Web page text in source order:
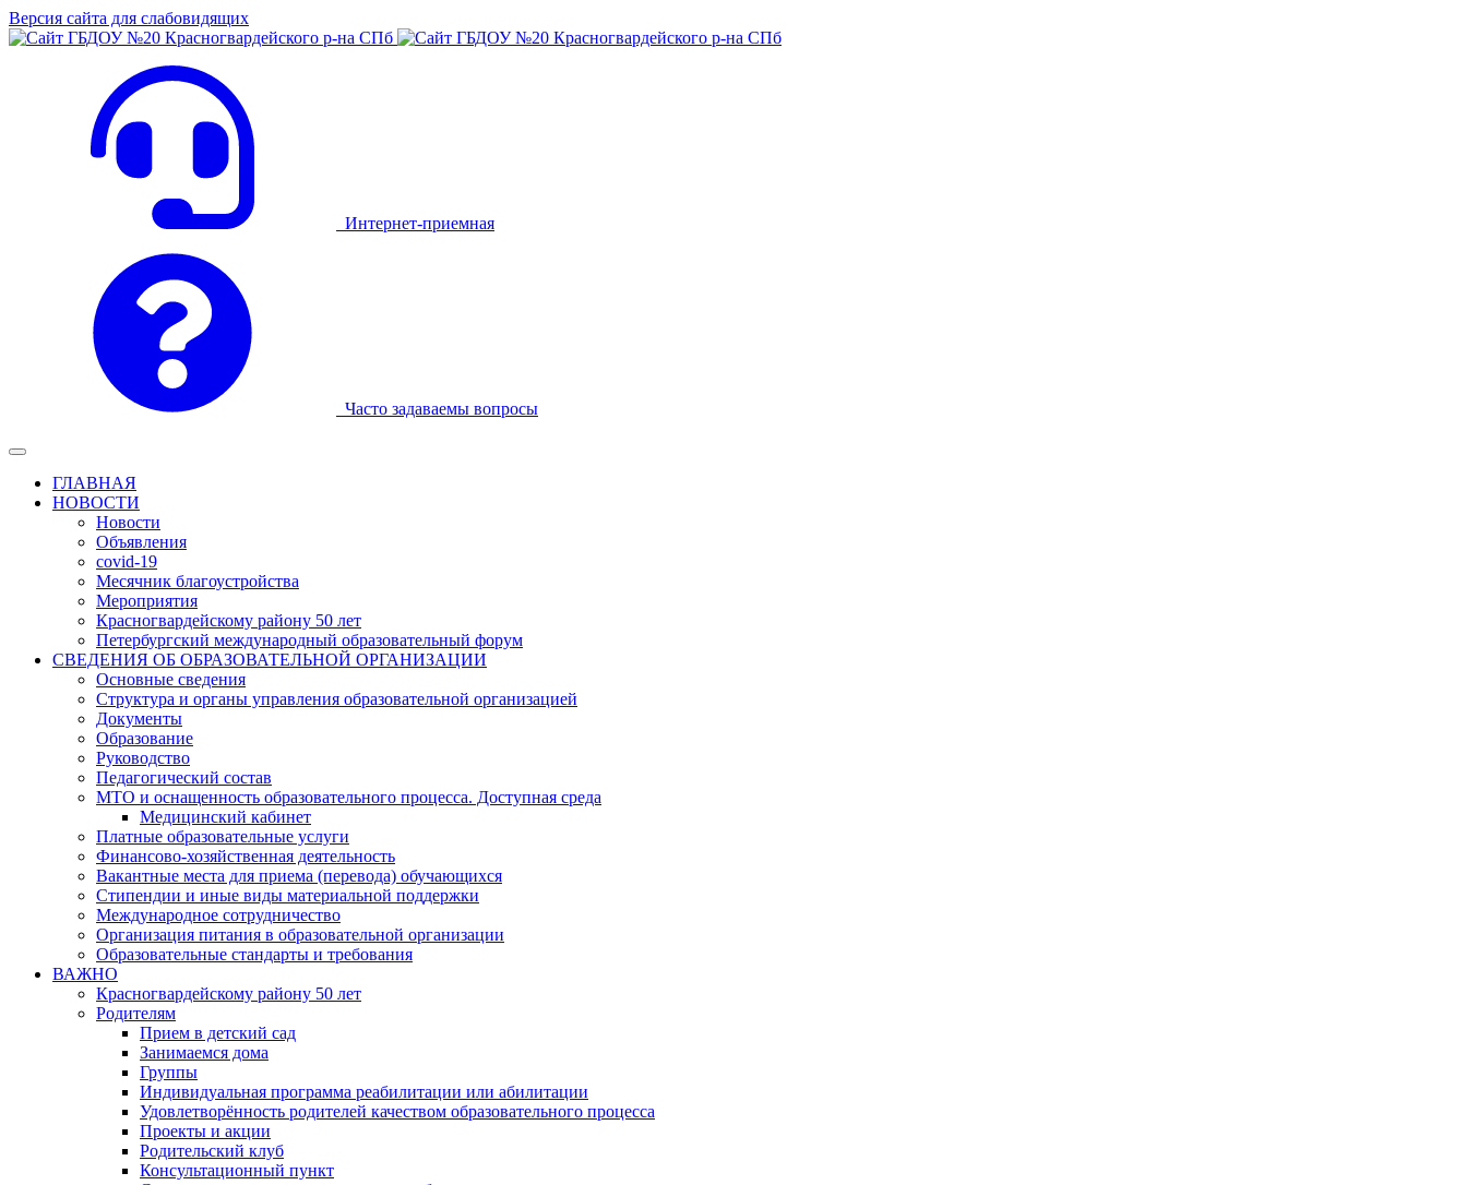
Версия сайта для слабовидящих
Интернет-приемная
Часто задаваемы вопросы
ГЛАВНАЯ
НОВОСТИ
Новости
Объявления
covid-19
Месячник благоустройства
Мероприятия
Красногвардейскому району 50 лет
Петербургский международный образовательный форум
СВЕДЕНИЯ ОБ ОБРАЗОВАТЕЛЬНОЙ ОРГАНИЗАЦИИ
Основные сведения
Структура и органы управления образовательной организацией
Документы
Образование
Руководство
Педагогический состав
МТО и оснащенность образовательного процесса. Доступная среда
Медицинский кабинет
Платные образовательные услуги
Финансово-хозяйственная деятельность
Вакантные места для приема (перевода) обучающихся
Стипендии и иные виды материальной поддержки
Международное сотрудничество
Организация питания в образовательной организации
Образовательные стандарты и требования
ВАЖНО
Красногвардейскому району 50 лет
Родителям
Прием в детский сад
Занимаемся дома
Группы
Индивидуальная программа реабилитации или абилитации
Удовлетворённость родителей качеством образовательного процесса
Проекты и акции
Родительский клуб
Консультационный пункт